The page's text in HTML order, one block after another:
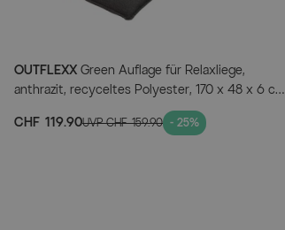
OUTFLEXX Green Auflage für Relaxliege,
anthrazit, recyceltes Polyester, 170 x 48 x 6 cm,
strapazierfähig, witterungsbeständig, nachhaltig
CHF 119.90UVPCHF 159.90 - 25%